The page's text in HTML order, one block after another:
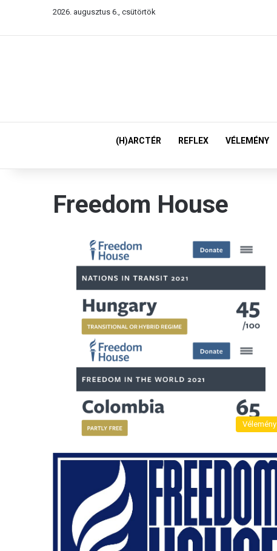
2026. augusztus 6., csütörtök
(H)ARCTÉR REFLEX VÉLEMÉNY
Freedom House
Vélemény